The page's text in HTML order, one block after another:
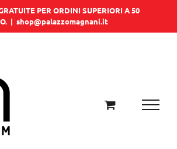
PER ORDINI SUPERIORI A 50
| shop@palazzomagnani.it